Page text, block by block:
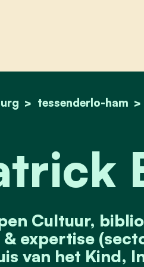
tessenderlo-ham
Cultuur,
expertise
van het Kind,